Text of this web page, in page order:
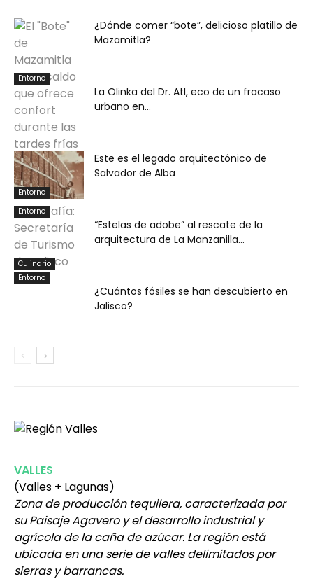
Culinario
¿Dónde comer “bote”, delicioso platillo de
Mazamitla?
Entorno
La Olinka del Dr. Atl, eco de un fracaso
urbano en...
Entorno
Este es el legado arquitectónico de
Salvador de Alba
Entorno
“Estelas de adobe” al rescate de la
arquitectura de La Manzanilla...
Entorno
¿Cuántos fósiles se han descubierto en
Jalisco?
VALLES
(Valles + Lagunas)
Zona de producción tequilera, caracterizada por
su Paisaje Agavero y el desarrollo industrial y
agrícola de la caña de azúcar. La región está
ubicada en una serie de valles delimitados por
sierras y barrancas.